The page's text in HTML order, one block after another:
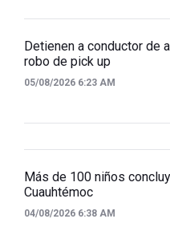
Detienen a conductor de
robo de pick up
05/08/2026 6:23 AM
Más de 100 niños
Cuauhtémoc
04/08/2026 6:38 AM